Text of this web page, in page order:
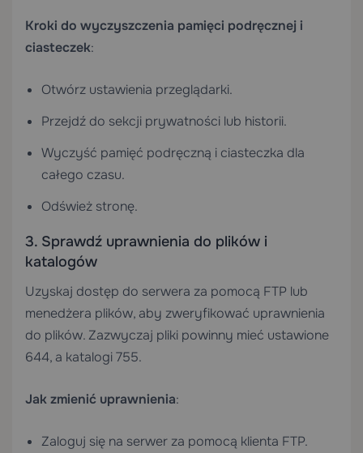
Kroki do wyczyszczenia pamięci podręcznej i
ciasteczek:
Otwórz ustawienia przeglądarki.
Przejdź do sekcji prywatności lub historii.
Wyczyść pamięć podręczną i ciasteczka dla
całego czasu.
Odśwież stronę.
3. Sprawdź uprawnienia do plików i
katalogów
Uzyskaj dostęp do serwera za pomocą FTP lub
menedżera plików, aby zweryfikować uprawnienia
do plików. Zazwyczaj pliki powinny mieć ustawione
644, a katalogi 755.
Jak zmienić uprawnienia:
Zaloguj się na serwer za pomocą klienta FTP.